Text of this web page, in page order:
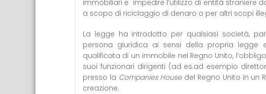
immobiliari e impedire l’utilizzo di entità straniere
a scopo di riciclaggio di denaro o per altri scopi
La legge ha introdotto per qualsiasi società,
persona giuridica ai sensi della propria
qualificata di un immobile nel Regno Unito,
suoi funzionari dirigenti (ad es.ad esempio
presso la Companies Housedel Regno Unito in un
creazione.